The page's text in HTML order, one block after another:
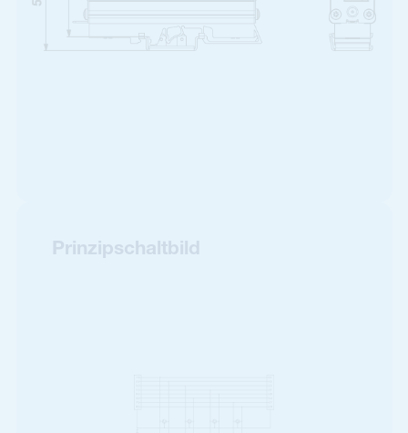
Prinzipschaltbild